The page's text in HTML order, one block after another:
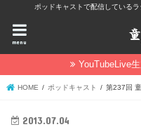
ポッドキャストで配信している
menu
YouTubeLive
HOME ポッドキャスト 第237回
2013.07.04